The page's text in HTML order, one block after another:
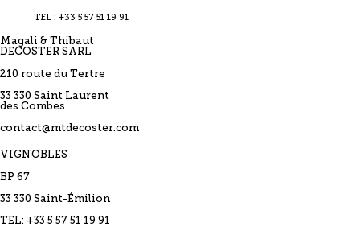
TEL : +33 5 57 51 19 91
Magali & Thibaut
DECOSTER SARL
210 route du Tertre
33 330 Saint Laurent
des Combes
contact@mtdecoster.com
VIGNOBLES
BP 67
33 330 Saint-Émilion
TEL: +33 5 57 51 19 91